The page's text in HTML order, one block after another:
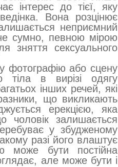
інтерес до тієї, яку
Вона розцінює
неприємний
сумно, певною мірою
зняття сексуального
фотографію або сцену
тіла в вирізі одягу
інших речей, які
що викликають
ерекцією, яка
залишається
у збудженому
разі його влаштує
може бути постійна
але може бути і